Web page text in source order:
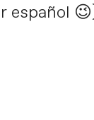
español